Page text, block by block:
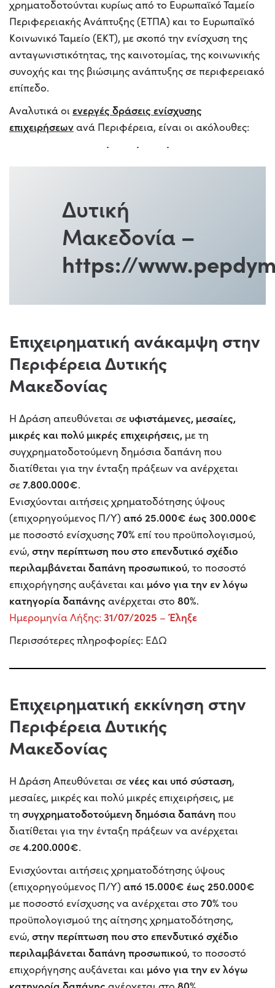
χρηματοδοτούνται κυρίως από το Ευρωπαϊκό Ταμείο
Περιφερειακής Ανάπτυξης (ΕΤΠΑ) και το Ευρωπαϊκό
Κοινωνικό Ταμείο (ΕΚΤ), με σκοπό την ενίσχυση της
ανταγωνιστικότητας, της καινοτομίας, της κοινωνικής
συνοχής και της βιώσιμης ανάπτυξης σε περιφερειακό
επίπεδο.​
Αναλυτικά οι ενεργές δράσεις ενίσχυσης
επιχειρήσεωνανά Περιφέρεια, είναι οι ακόλουθες:
Δυτική
Μακεδονία –
https://
Επιχειρηματική ανάκαμψη στην
Περιφέρεια Δυτικής
Μακεδονίας
Η Δράση απευθύνεται σε υφιστάμενες, μεσαίες,
μικρές και πολύ μικρές επιχειρήσεις, με τη
συγχρηματοδοτούμενη δημόσια δαπάνη που
διατίθεται για την ένταξη πράξεων να ανέρχεται
σε 7.800.000€.
Ενισχύονται αιτήσεις χρηματοδότησης ύψους
(επιχορηγούμενος Π/Υ) από 25.000€ έως 300.000€
με ποσοστό ενίσχυσης70%επί του προϋπολογισμού,
ενώ, στην περίπτωση που στο επενδυτικό σχέδιο
περιλαμβάνεται δαπάνη προσωπικού, το ποσοστό
επιχορήγησης αυξάνεται και μόνο για την εν λόγω
κατηγορία δαπάνης ανέρχεται στο 80%.
Ημερομηνία Λήξης:31/07/2025 – Έληξε
Περισσότερες πληροφορίες: ΕΔΩ
Επιχειρηματική εκκίνηση στην
Περιφέρεια Δυτικής
Μακεδονίας
Η Δράση Απευθύνεται σε νέες και υπό σύσταση,
μεσαίες, μικρές και πολύ μικρές επιχειρήσεις, με
τη συγχρηματοδοτούμενη δημόσια δαπάνη που
διατίθεται για την ένταξη πράξεων να ανέρχεται
σε 4.200.000€.
Ενισχύονται αιτήσεις χρηματοδότησης ύψους
(επιχορηγούμενος Π/Υ) από 15.000€ έως 250.000€
με ποσοστό ενίσχυσης να ανέρχεται στο 70%του
προϋπολογισμού της αίτησης χρηματοδότησης,
ενώ, στην περίπτωση που στο επενδυτικό σχέδιο
περιλαμβάνεται δαπάνη προσωπικού, το ποσοστό
επιχορήγησης αυξάνεται και μόνο για την εν λόγω